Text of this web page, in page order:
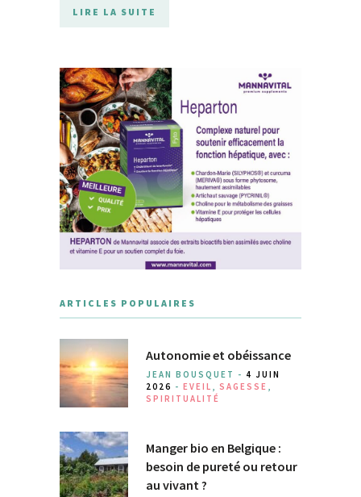
LIRE LA SUITE
ARTICLES POPULAIRES
Autonomie et obéissance
JEAN BOUSQUET - 4 JUIN
2026 - EVEIL SAGESSE
SPIRITUALITÉ
Manger bio en Belgique :
besoin de pureté ou retour
au vivant ?